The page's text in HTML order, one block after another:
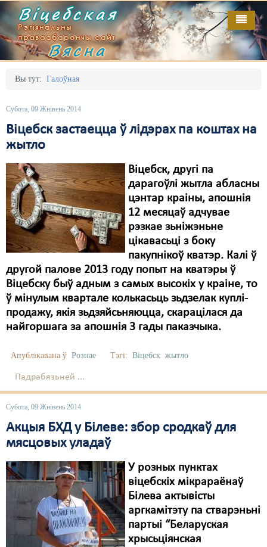
Віцебская
Рэгіянальны
праваабарончы сайт
Вясна
Вы тут: Галоўная
Субота, 09 Жнівень 2014
Віцебск застаецца ў лідэрах па коштах на
жытло
Віцебск, другі па
дарагоўлі жытла абласны
цэнтар краіны, апошнія
12 месяцаў адчувае
рэзкае зьніжэньне
цікавасьці з боку
пакупнікоў кватэр. Калі ў
другой палове 2013 году попыт на кватэры ў
Віцебску быў адным з самых высокіх у краіне, то
ў мінулым квартале колькасьць зьдзелак куплі-
продажу, якія зьдзяйсьняюцца, скарацілася да
найгоршага за апошнія 3 гады паказчыка.
Апублікавана ў Рознае Тэгі: Віцебск жытло
Падрабязьней ...
Субота, 09 Жнівень 2014
Акцыя БХД у Білеве: збор сродкаў для
мясцовых уладаў
У розных пунктах
віцебскіх мікрараёнаў
Білева актывісты
аргкамітэту па стварэньні
партыі “Беларуская
хрысьціянская
Галоўная
Адміністрацыйны перасьлед
Безбар'ернае асяродзьдзе
Выбары
Грамадзянскія ініцыятывы
Дзяржава
Дыскрымінацыя
Затрыманьні
Карная псыхіятрыя
КПЧ ААН
Культурныя правы
Палітвязьні
Праваабаронцы
Пэнітэнцыярная сыстэма
Распальваньне варожасьці
Выданьні
Кантакт
Пра нас
RSS